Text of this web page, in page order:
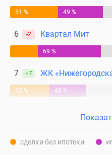
51 % 49 %
6 -2 Квартал Мит
69 %
7 +7 ЖК
52 % 48 %
сделки без ипотеки